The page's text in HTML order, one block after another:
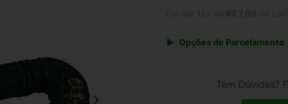
Opções de Parcelamento
Tem Dúvidas?